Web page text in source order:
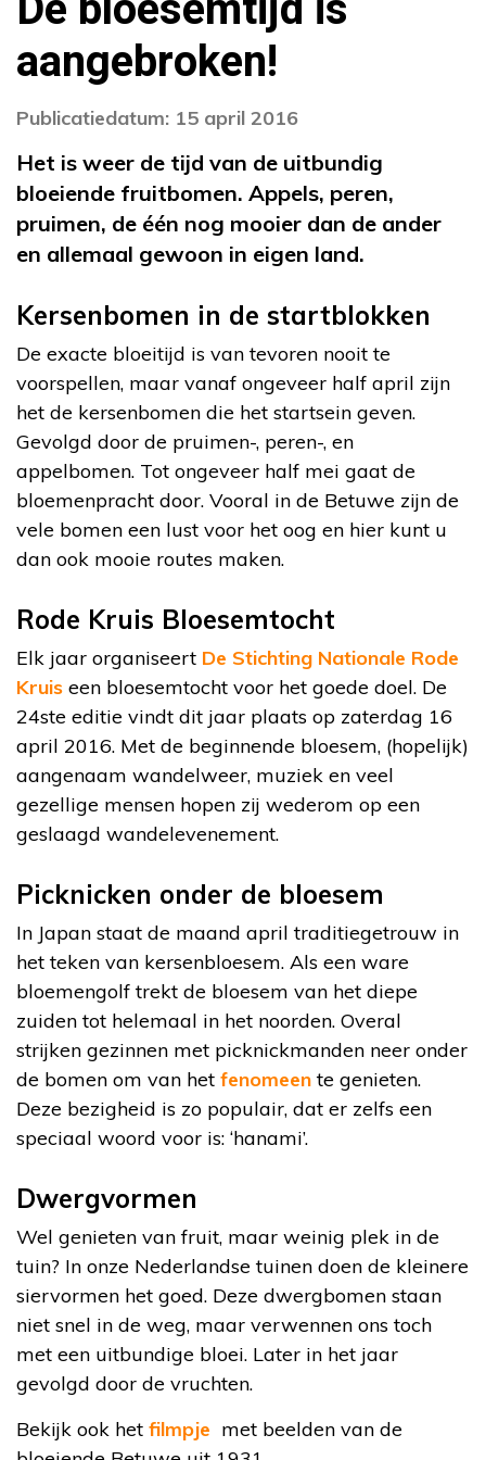
aangebroken!
Publicatiedatum: 15 april 2016
Het is weer de tijd van de uitbundig
bloeiende fruitbomen. Appels, peren,
pruimen, de één nog mooier dan de ander
en allemaal gewoon in eigen land.
Kersenbomen in de startblokken
De exacte bloeitijd is van tevoren nooit te
voorspellen, maar vanaf ongeveer half april zijn
het de kersenbomen die het startsein geven.
Gevolgd door de pruimen-, peren-, en
appelbomen. Tot ongeveer half mei gaat de
bloemenpracht door. Vooral in de Betuwe zijn de
vele bomen een lust voor het oog en hier kunt u
dan ook mooie routes maken.
Rode Kruis Bloesemtocht
Elk jaar organiseert De Stichting Nationale Rode
Kruis een bloesemtocht voor het goede doel. De
24ste editie vindt dit jaar plaats op zaterdag 16
april 2016. Met de beginnende bloesem, (hopelijk)
aangenaam wandelweer, muziek en veel
gezellige mensen hopen zij wederom op een
geslaagd wandelevenement.
Picknicken onder de bloesem
In Japan staat de maand april traditiegetrouw in
het teken van kersenbloesem. Als een ware
bloemengolf trekt de bloesem van het diepe
zuiden tot helemaal in het noorden. Overal
strijken gezinnen met picknickmanden neer onder
de bomen om van het fenomeente genieten.
Deze bezigheid is zo populair, dat er zelfs een
speciaal woord voor is: ‘hanami’.
Dwergvormen
Wel genieten van fruit, maar weinig plek in de
tuin? In onze Nederlandse tuinen doen de kleinere
siervormen het goed. Deze dwergbomen staan
niet snel in de weg, maar verwennen ons toch
met een uitbundige bloei. Later in het jaar
gevolgd door de vruchten.
Bekijk ook het filmpje met beelden van de